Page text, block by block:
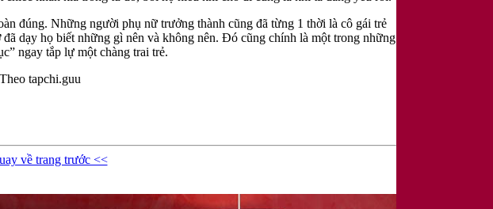
đúng. Những người phụ nữ trưởng thành cũng đã từng 1 thời là cô gái trẻ
dạy họ biết những gì nên và không nên. Đó cũng chính là một trong những
ngay tắp lự một chàng trai trẻ.
Theo tapchi.guu
về trang trước <<